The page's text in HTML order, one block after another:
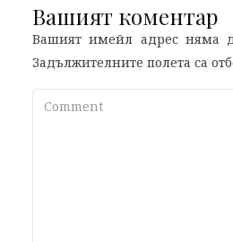
Вашият коментар
Вашият имейл адрес няма
Задължителните полета са
Comment